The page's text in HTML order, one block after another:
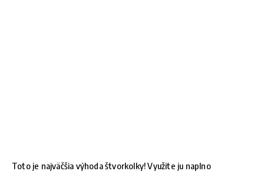
Toto je najväčšia výhoda štvorkolky! Využite ju naplno